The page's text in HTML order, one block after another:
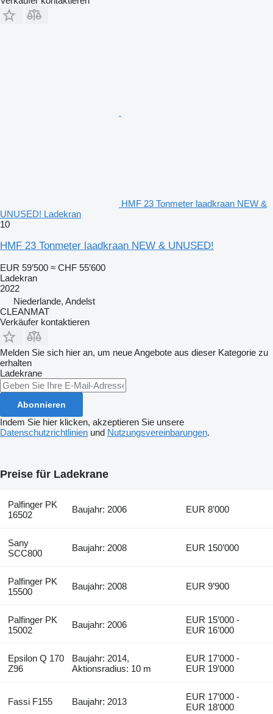
HMF 23 Tonmeter laadkraan NEW &
UNUSED! Ladekran
10
HMF 23 Tonmeter laadkraan NEW & UNUSED!
EUR 59’500 ≈ CHF 55’600
Ladekran
2022
Niederlande, Andelst
CLEANMAT
Verkäufer kontaktieren
Melden Sie sich hier an, um neue Angebote aus dieser Kategorie zu
erhalten
Ladekrane
Abonnieren
Indem Sie hier klicken, akzeptieren Sie unsere
Datenschutzrichtlinien und Nutzungsvereinbarungen.
Preise für Ladekrane
Palfinger PK
16502
Baujahr: 2006 EUR 8’000
Sany
SCC800
Baujahr: 2008 EUR 150’000
Palfinger PK
15500
Baujahr: 2008 EUR 9’900
Palfinger PK
15002
Baujahr: 2006
EUR 15’000 -
EUR 16’000
Epsilon Q 170
Z96
Baujahr: 2014,
Aktionsradius: 10 m
EUR 17’000 -
EUR 19’000
Fassi F155 Baujahr: 2013
EUR 17’000 -
EUR 18’000